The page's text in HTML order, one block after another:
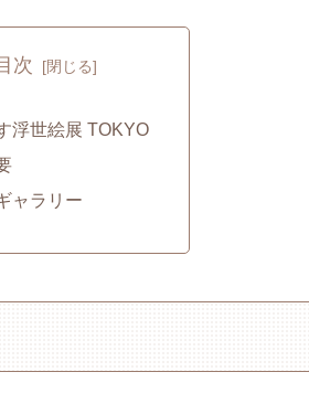
次
浮世絵展 TOKYO
ャラリー